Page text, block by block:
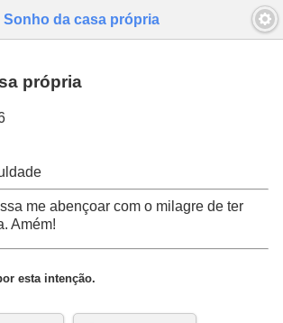
Sonho da casa própria
própria
me abençoar com o milagre de ter
Amém!
esta intenção.